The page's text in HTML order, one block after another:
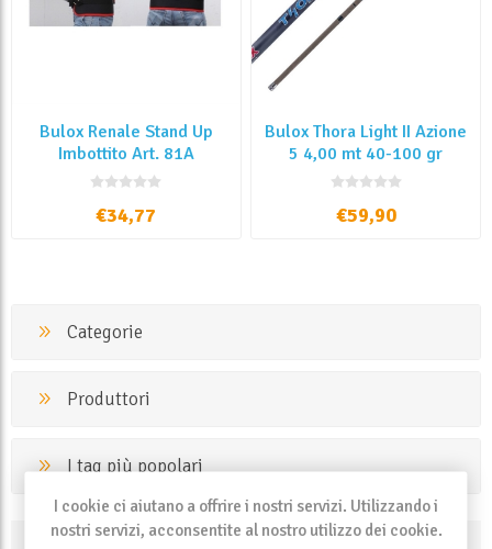
Bulox Renale Stand Up
Imbottito Art. 81A
€34,77
Bulox Thora Light II Azione
5 4,00 mt 40-100 gr
€59,90
Categorie
Produttori
I tag più popolari
I cookie ci aiutano a offrire i nostri servizi. Utilizzando i
nostri servizi, acconsentite al nostro utilizzo dei cookie.